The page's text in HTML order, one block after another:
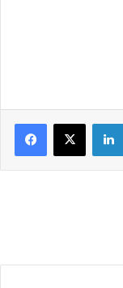
Facebook
X